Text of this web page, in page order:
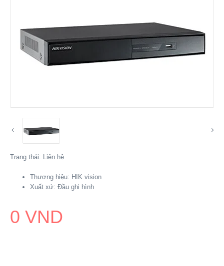
Trạng thái: Liên hệ
Thương hiệu: HIK vision
Xuất xứ: Đầu ghi hình
0 VND